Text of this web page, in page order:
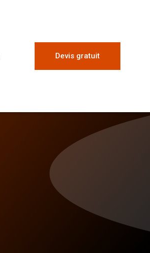
Devis gratuit